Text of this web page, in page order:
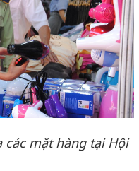
các mặt hàng tại Hội